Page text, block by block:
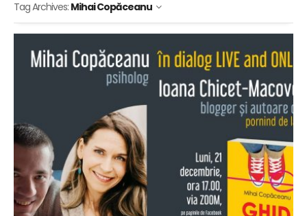
Tag Archives: Mihai Copăceanu